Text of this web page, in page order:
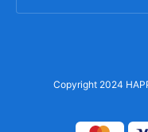
Copyright 2024